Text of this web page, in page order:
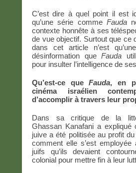
C’est dire à quel point il est
qu’une série comme Fauda
contexte honnête à ses
de vue objectif. Surtout que ce
dans cet article n’est
désinformation que Fauda
pour insulter l’intelligence de
Qu’est-ce queFauda, en
cinéma israélien
d’accomplir à travers leur
Dans sa critique de la
Ghassan Kanafani a expliqué
juive a été politisée au profit
comment elle s’est employée
juifs qu’ils devaient
colonial pour mettre fin à leur